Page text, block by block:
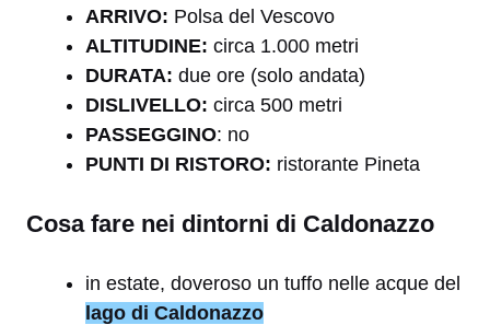
ARRIVO: Polsa del Vescovo
ALTITUDINE: circa 1.000 metri
DURATA: due ore (solo andata)
DISLIVELLO: circa 500 metri
PASSEGGINO: no
PUNTI DI RISTORO: ristorante Pineta
Cosa fare nei dintorni di Caldonazzo
in estate, doveroso un tuffo nelle acque del
lago di Caldonazzo